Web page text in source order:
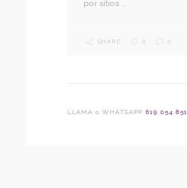
por sitios ...
SHARE 0 0
LLAMA o WHATSAPP 619 054 851